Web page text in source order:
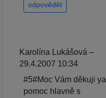
odpovědět
Karolína Lukášová –
29.4.2007 10:34
#5#Moc Vám děkuji ya
pomoc hlavně s